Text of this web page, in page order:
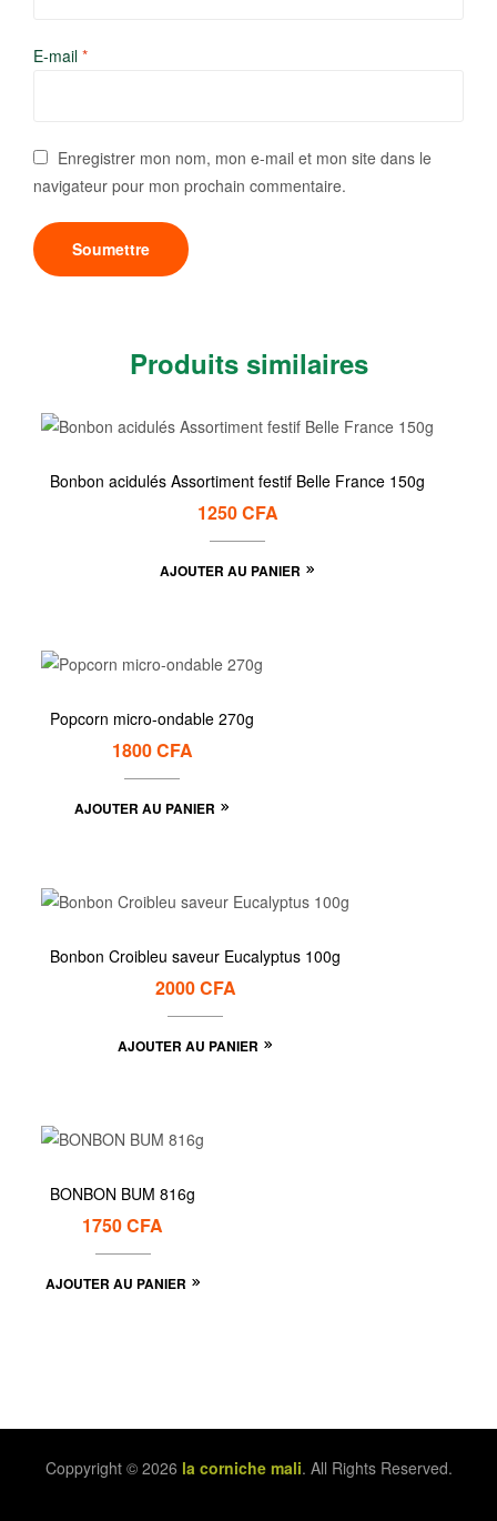
E-mail *
Enregistrer mon nom, mon e-mail et mon site dans le
navigateur pour mon prochain commentaire.
Produits similaires
Bonbon acidulés Assortiment festif Belle France 150g
1250CFA
AJOUTER AU PANIER
Popcorn micro-ondable 270g
1800CFA
AJOUTER AU PANIER
Bonbon Croibleu saveur Eucalyptus 100g
2000CFA
AJOUTER AU PANIER
BONBON BUM 816g
1750CFA
AJOUTER AU PANIER
Coppyright © 2026 la corniche mali. All Rights Reserved.